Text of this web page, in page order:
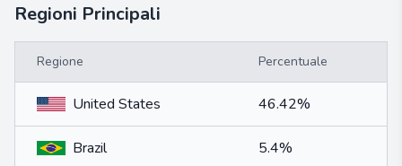
Regioni Principali
Regione Percentuale
United States 46.42%
Brazil 5.4%